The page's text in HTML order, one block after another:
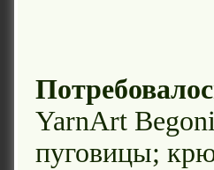
YarnArt
пуговицы;